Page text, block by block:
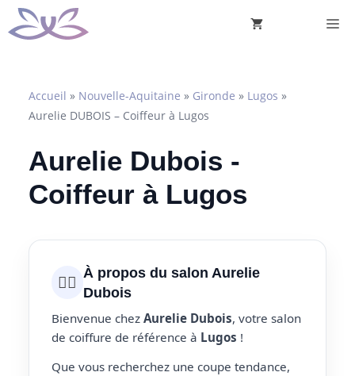
Aller
au
Accueil » Nouvelle-Aquitaine » Gironde » Lugos »
Aurelie DUBOIS – Coiffeur à Lugos
Aurelie Dubois -
Coiffeur à Lugos
💇‍♀️ À propos du salon Aurelie
Dubois
Bienvenue chez Aurelie Dubois, votre salon
de coiffure de référence à Lugos !
Que vous recherchez une coupe tendance,